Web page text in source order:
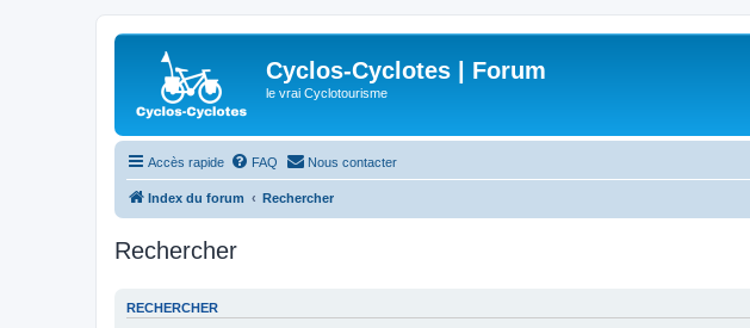
Cyclos-Cyclotes | Forum
le vrai Cyclotourisme
Accès rapide FAQ Nous contacter
Index du forum Rechercher
Rechercher
RECHERCHER